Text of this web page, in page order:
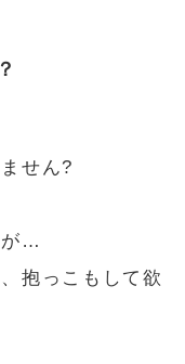
せん?
が…
抱っこもして欲